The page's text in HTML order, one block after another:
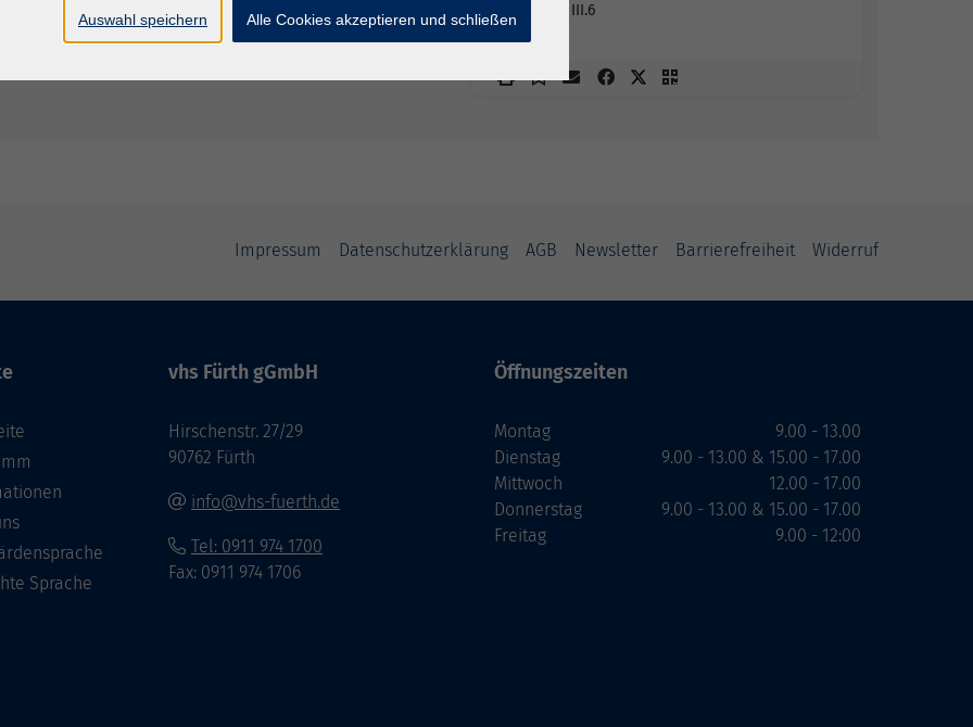
Raum III.6
Impressum Datenschutzerklärung AGB Newsletter Barrierefreiheit Widerruf
Sprache
vhs Fürth gGmbH
Hirschenstr. 27/29
90762 Fürth
info@vhs-fuerth.de
Tel: 0911 974 1700
Fax: 0911 974 1706
Öffnungszeiten
Montag
Dienstag
Mittwoch
Donnerstag
Freitag
9.00 - 13.00
9.00 - 13.00 & 15.00 - 17.00
12.00 - 17.00
9.00 - 13.00 & 15.00 - 17.00
9.00 - 12:00
Auswahl speichern Alle Cookies akzeptieren und schließen